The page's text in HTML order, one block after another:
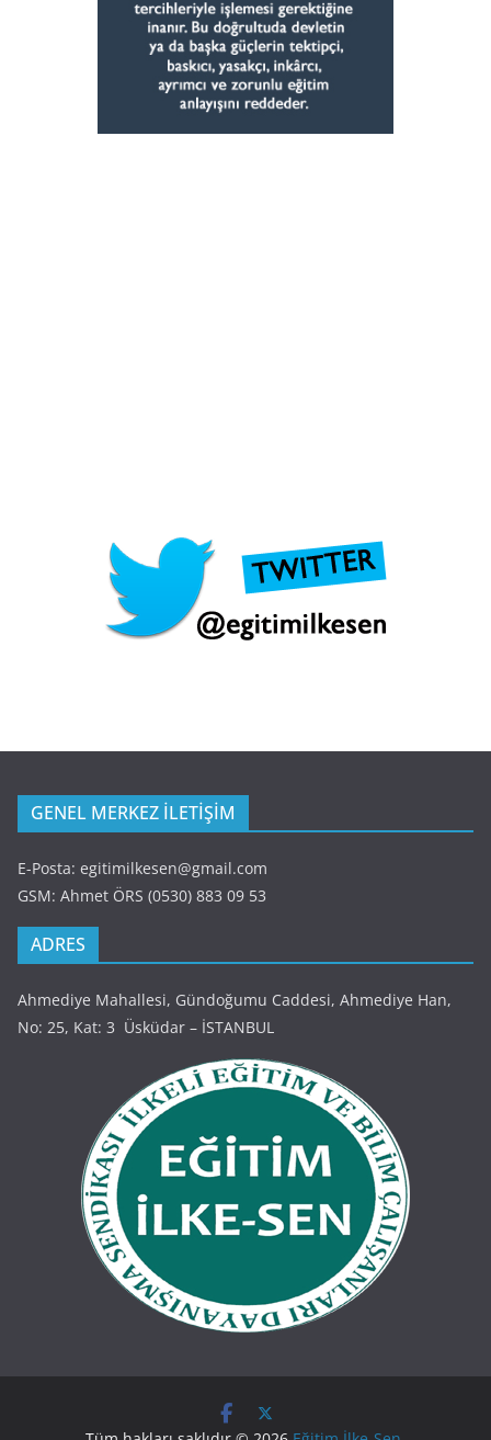
GENEL MERKEZ İLETİŞİM
E-Posta: egitimilkesen@gmail.com
GSM: Ahmet ÖRS (0530) 883 09 53
ADRES
Ahmediye Mahallesi, Gündoğumu Caddesi, Ahmediye Han,
No: 25, Kat: 3 Üsküdar – İSTANBUL